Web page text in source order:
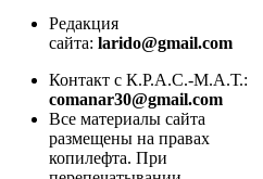
Редакция
сайта: larido@gmail.com
Контакт с К.Р.А.С.-М.А.Т.:
comanar30@gmail.com
Все материалы сайта
размещены на правах
копилефта. При